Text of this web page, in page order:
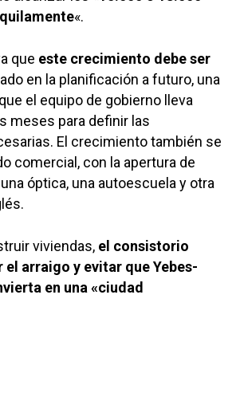
«.
que este crecimiento debe ser
en la planificación a futuro, una
el equipo de gobierno lleva
meses para definir las
El crecimiento también se
comercial, con la apertura de
óptica, una autoescuela y otra
viviendas, el consistorio
el arraigo y evitar que Yebes-
en una «ciudad
Castilla-La